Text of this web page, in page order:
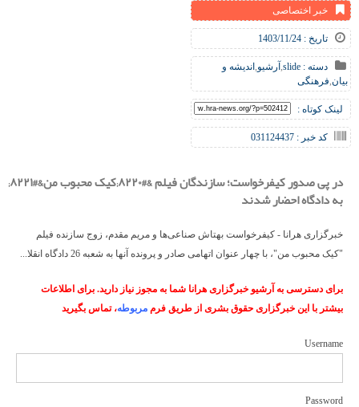
خبر اختصاصی
تاریخ : 1403/11/24
دسته : slide
,آرشیو,اندیشه و
بیان,فرهنگی
لینک کوتاه :
کد خبر : 031124437
در پی صدور کیفرخواست؛ سازندگان فیلم &#۸۲۲۰;کیک محبوب من&#۸۲۲۱;
به دادگاه احضار شدند
خبرگزاری هرانا - کیفرخواست بهتاش صناعی‌ها و مریم مقدم، زوج سازنده فیلم
"کیک محبوب من"، با چهار عنوان اتهامی صادر و پرونده آنها به شعبه 26 دادگاه انقلا...
برای دسترسی به آرشیو خبرگزاری هرانا شما به مجوز نیاز دارید. برای اطلاعات
بیشتر با این خبرگزاری حقوق بشری از طریق فرم مربوطه، تماس بگیرید
Username
Password